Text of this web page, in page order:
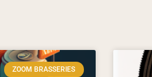
ZOOM BRASSERIES